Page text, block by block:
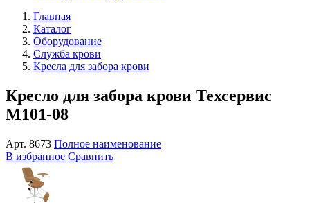
Главная
Каталог
Оборудование
Служба крови
Кресла для забора крови
Кресло для забора крови Техсервис
М101-08
Арт. 8673 Полное наименование
В избранное Сравнить